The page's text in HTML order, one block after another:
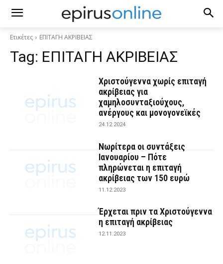
Ετικέτες ΕΠΙΤΑΓΗ ΑΚΡΙΒΕΙΑΣ
Tag: ΕΠΙΤΑΓΗ ΑΚΡΙΒΕΙΑΣ
Χριστούγεννα χωρίς επιταγή
ακρίβειας για
χαμηλοσυνταξιούχους,
ανέργους και μονογονεϊκές
24.12.2024
Νωρίτερα οι συντάξεις
Ιανουαρίου – Πότε
πληρώνεται η επιταγή
ακρίβειας των 150 ευρώ
11.12.2023
Έρχεται πριν τα Χριστούγεννα
η επιταγή ακρίβειας
12.11.2023